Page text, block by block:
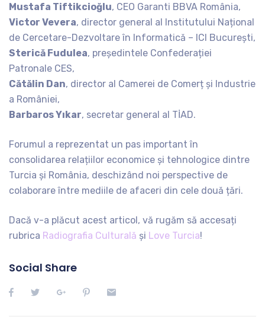
Mustafa Tiftikcioğlu, CEO Garanti BBVA România,
Victor Vevera, director general al Institutului Național
de Cercetare-Dezvoltare în Informatică – ICI București,
Sterică Fudulea, președintele Confederației
Patronale CES,
Cătălin Dan, director al Camerei de Comerț și Industrie
a României,
Barbaros Yıkar, secretar general al TİAD.
Forumul a reprezentat un pas important în
consolidarea relațiilor economice și tehnologice dintre
Turcia și România, deschizând noi perspective de
colaborare între mediile de afaceri din cele două țări.
Dacă v-a plăcut acest articol, vă rugăm să accesați
rubrica Radiografia Culturală și Love Turcia!
Social Share